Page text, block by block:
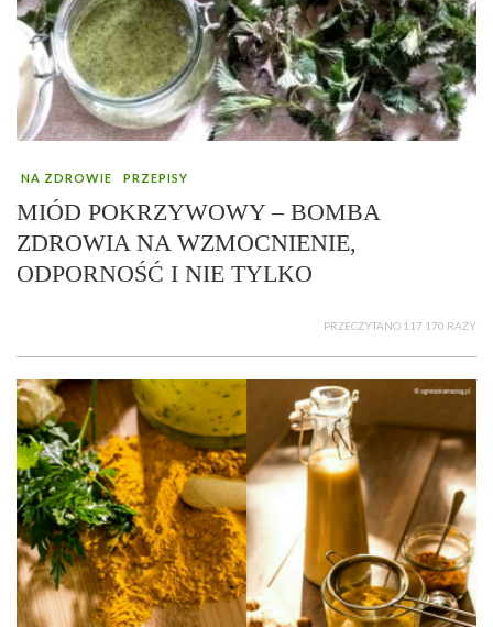
NA ZDROWIE PRZEPISY
MIÓD POKRZYWOWY – BOMBA
ZDROWIA NA WZMOCNIENIE,
ODPORNOŚĆ I NIE TYLKO
PRZECZYTANO 117 170 RAZY